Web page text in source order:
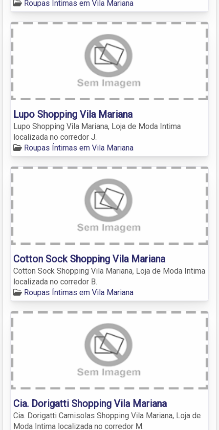
Roupas Íntimas em Vila Mariana
Lupo Shopping Vila Mariana
Lupo Shopping Vila Mariana, Loja de Moda Intima
localizada no corredor J.
Roupas Íntimas em Vila Mariana
Cotton Sock Shopping Vila Mariana
Cotton Sock Shopping Vila Mariana, Loja de Moda Intima
localizada no corredor B.
Roupas Íntimas em Vila Mariana
Cia. Dorigatti Shopping Vila Mariana
Cia. Dorigatti Camisolas Shopping Vila Mariana, Loja de
Moda Intima localizada no corredor M.